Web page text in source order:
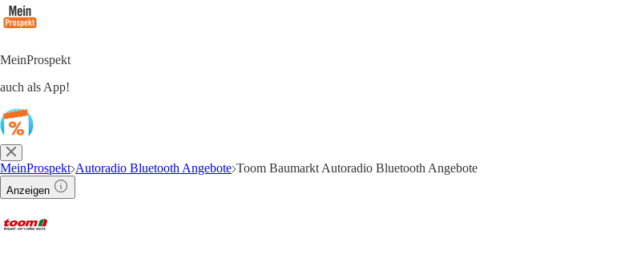
MeinProspekt
auch als App!
MeinProspekt Autoradio Bluetooth Angebote Toom Baumarkt Autoradio Bluetooth Angebote
Anzeigen